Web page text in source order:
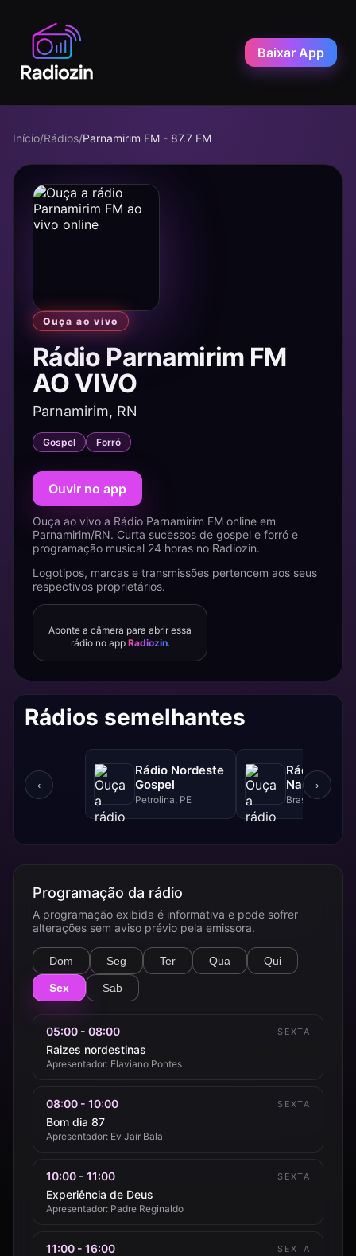
Baixar App
Início/Rádios/Parnamirim FM - 87.7 FM
Ouça ao vivo
Rádio Parnamirim FM
AO VIVO
Parnamirim, RN
Gospel Forró
Ouvir no app
Ouça ao vivo a Rádio Parnamirim FM online em
Parnamirim/RN. Curta sucessos de gospel e forró e
programação musical 24 horas no Radiozin.
Logotipos, marcas e transmissões pertencem aos seus
respectivos proprietários.
Aponte a câmera para abrir essa
rádio no app Radiozin.
Rádios semelhantes
‹
Rádio Nordeste
Gospel
Petrolina, PE
Rádio Sol
Nascente
Brasília, DF
›
Programação da rádio
A programação exibida é informativa e pode sofrer
alterações sem aviso prévio pela emissora.
Dom Seg Ter Qua Qui
Sex Sab
05:00 - 08:00 SEXTA
Raizes nordestinas
Apresentador: Flaviano Pontes
08:00 - 10:00 SEXTA
Bom dia 87
Apresentador: Ev Jair Bala
10:00 - 11:00 SEXTA
Experiência de Deus
Apresentador: Padre Reginaldo
11:00 - 16:00 SEXTA